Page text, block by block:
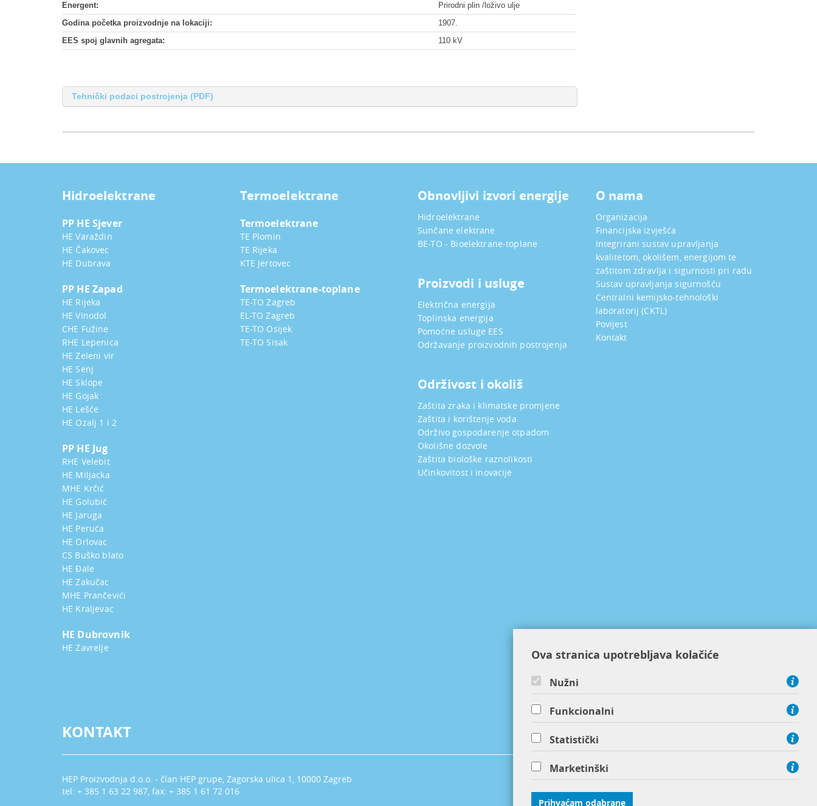
Energent:
Prirodni plin /loživo ulje
Godina početka proizvodnje na lokaciji:
1907.
EES spoj glavnih agregata:
110 kV
Tehnički podaci postrojenja (PDF)
Hidroelektrane
PP HE Sjever
HE Varaždin
HE Čakovec
HE Dubrava
PP HE Zapad
HE Rijeka
HE Vinodol
CHE Fužine
RHE Lepenica
HE Zeleni vir
HE Senj
HE Sklope
HE Gojak
HE Lešće
HE Ozalj 1 i 2
PP HE Jug
RHE Velebit
HE Miljacka
MHE Krčić
HE Golubić
HE Jaruga
HE Peruća
HE Orlovac
CS Buško blato
HE Đale
HE Zakučac
MHE Prančevići
HE Kraljevac
HE Dubrovnik
HE Zavrelje
Termoelektrane
Termoelektrane
TE Plomin
TE Rijeka
KTE Jertovec
Termoelektrane-toplane
TE-TO Zagreb
EL-TO Zagreb
TE-TO Osijek
TE-TO Sisak
Obnovljivi izvori energije
Hidroelektrane
Sunčane elektrane
BE-TO - Bioelektrane-toplane
Proizvodi i usluge
Električna energija
Toplinska energija
Pomoćne usluge EES
Održavanje proizvodnih postrojenja
Održivost i okoliš
Zaštita zraka i klimatske promjene
Zaštita i korištenje voda
Održivo gospodarenje otpadom
Okolišne dozvole
Zaštita biološke raznolikosti
Učinkovitost i inovacije
O nama
Organizacija
Financijska izvješća
Integrirani sustav upravljanja
kvalitetom, okolišem, energijom te
zaštitom zdravlja i sigurnosti pri radu
Sustav upravljanja sigurnošću
Centralni kemijsko-tehnološki
laboratorij (CKTL)
Povijest
Kontakt
KONTAKT
HEP Proizvodnja d.o.o. - član HEP grupe, Zagorska ulica 1, 10000 Zagreb
tel: + 385 1 63 22 987, fax: + 385 1 61 72 016
Ova stranica upotrebljava kolačiće
Nužni
Funkcionalni
Statistički
Marketinški
Prihvaćam odabrane